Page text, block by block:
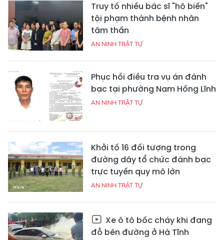
Truy tố nhiều bác sĩ "hô biến"
tội phạm thành bệnh nhân
tâm thần
AN NINH TRẬT TỰ
Phục hồi điều tra vụ án đánh
bạc tại phường Nam Hồng Lĩnh
AN NINH TRẬT TỰ
Khởi tố 16 đối tượng trong
đường dây tổ chức đánh bạc
trực tuyến quy mô lớn
AN NINH TRẬT TỰ
Xe ô tô bốc cháy khi đang
đỗ bên đường ở Hà Tĩnh